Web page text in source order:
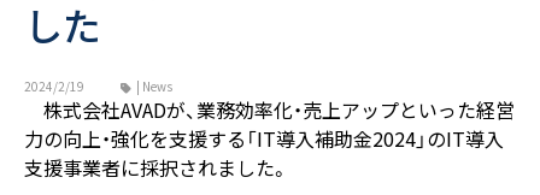
した
2024/2/19 | News
株式会社AVADが、業務効率化・売上アップといった経営
力の向上・強化を支援する「IT導入補助金2024」のIT導入
支援事業者に採択されました。